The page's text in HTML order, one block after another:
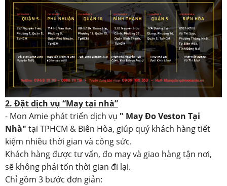
2. Đặt dịch vụ “May tại nhà”
- Mon Amie phát triển dịch vụ " May Đo Veston Tại
Nhà" tại TPHCM & Biên Hòa, giúp quý khách hàng tiết
kiệm nhiều thời gian và công sức.
Khách hàng được tư vấn, đo may và giao hàng tận nơi,
sẽ không phải tốn thời gian đi lại.
Chỉ gồm 3 bước đơn giản: